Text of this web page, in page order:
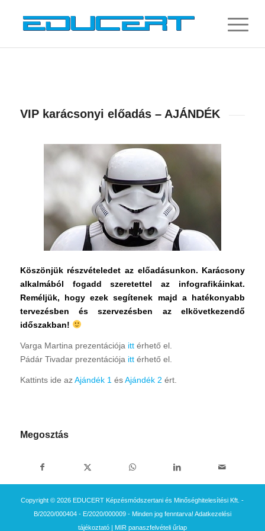
VIP karácsonyi előadás – AJÁNDÉK
Köszönjük részvételedet az előadásunkon. Karácsony
alkalmából fogadd szeretettel az infografikáinkat.
Reméljük, hogy ezek segítenek majd a hatékonyabb
tervezésben és szervezésben az elkövetkezendő
időszakban!
Varga Martina prezentációja ittérhető el.
Pádár Tivadar prezentációja ittérhető el.
Kattints ide azAjándék 1 ésAjándék 2 ért.
Megosztás
Copyright © 2026 EDUCERT Képzésmódszertani és Minőséghitelesítési Kft. -
B/2020/000404 - E/2020/000009 - Minden jog fenntarva! Adatkezelési
tájékoztató| MIR panaszfelvételi űrlap